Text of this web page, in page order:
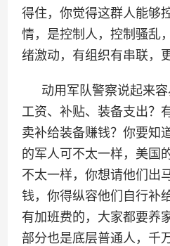
得住，你觉得这群人能够
情，是控制人，控制骚乱
绪激动，有组织有串联，
动用军队警察说起来
工资、补贴、装备支出？
卖补给装备赚钱？你要知
的军人可不太一样，美国
不太一样，你想请他们出
钱，你得纵容他们自行补
有加班费的，大家都要养
部分也是底层普通人，千